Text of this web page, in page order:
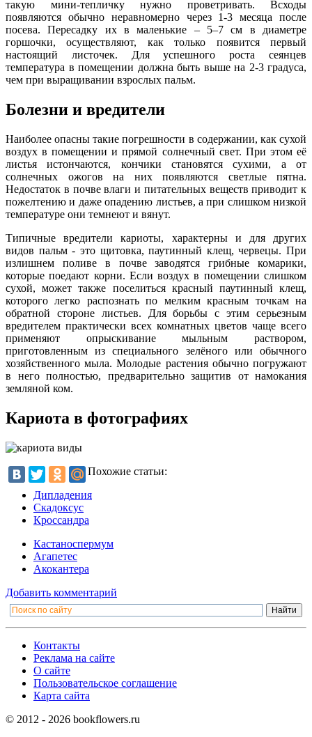
такую мини-тепличку нужно проветривать. Всходы
появляются обычно неравномерно через 1-3 месяца после
посева. Пересадку их в маленькие – 5–7 см в диаметре
горшочки, осуществляют, как только появится первый
настоящий листочек. Для успешного роста сеянцев
температура в помещении должна быть выше на 2-3 градуса,
чем при выращивании взрослых пальм.
Болезни и вредители
Наиболее опасны такие погрешности в содержании, как сухой
воздух в помещении и прямой солнечный свет. При этом её
листья истончаются, кончики становятся сухими, а от
солнечных ожогов на них появляются светлые пятна.
Недостаток в почве влаги и питательных веществ приводит к
пожелтению и даже опадению листьев, а при слишком низкой
температуре они темнеют и вянут.
Типичные вредители кариоты, характерны и для других
видов пальм - это щитовка, паутинный клещ, червецы. При
излишнем поливе в почве заводятся грибные комарики,
которые поедают корни. Если воздух в помещении слишком
сухой, может также поселиться красный паутинный клещ,
которого легко распознать по мелким красным точкам на
обратной стороне листьев. Для борьбы с этим серьезным
вредителем практически всех комнатных цветов чаще всего
применяют опрыскивание мыльным раствором,
приготовленным из специального зелёного или обычного
хозяйственного мыла. Молодые растения обычно погружают
в него полностью, предварительно защитив от намокания
земляной ком.
Кариота в фотографиях
Похожие статьи:
Дипладения
Скадоксус
Кроссандра
Кастаноспермум
Агапетес
Акокантера
Добавить комментарий
Контакты
Реклама на сайте
О сайте
Пользовательское соглашение
Карта сайта
© 2012 - 2026 bookflowers.ru